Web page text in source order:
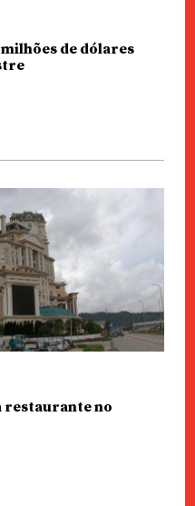
de dólares
restaurante no